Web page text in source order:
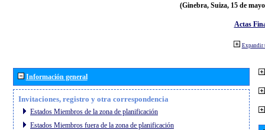
(Ginebra, Suiza, 15 de
Actas
Expandir
Información general
Invitaciones, registro y otra correspondencia
Estados Miembros de la zona de planificación
Estados Miembros fuera de la zona de planificación